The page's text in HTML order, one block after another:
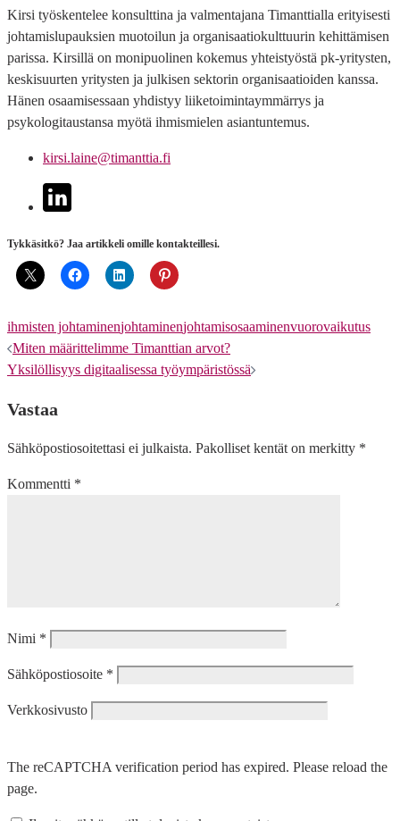
Kirsi työskentelee konsulttina ja valmentajana Timanttialla erityisesti
johtamislupauksien muotoilun ja organisaatiokulttuurin kehittämisen
parissa. Kirsillä on monipuolinen kokemus yhteistyöstä pk-yritysten,
keskisuurten yritysten ja julkisen sektorin organisaatioiden kanssa.
Hänen osaamisessaan yhdistyy liiketoimintaymmärrys ja
psykologitaustansa myötä ihmismielen asiantuntemus.
kirsi.laine@timanttia.fi
linkedin
Tykkäsitkö? Jaa artikkeli omille kontakteillesi.
ihmisten johtaminenjohtaminenjohtamisosaaminenvuorovaikutus
Artikkelien
selaus
Miten määrittelimme Timanttian arvot?
Yksilöllisyys digitaalisessa työympäristössä
Vastaa
Sähköpostiosoitettasi ei julkaista. Pakolliset kentät on merkitty *
Kommentti *
Nimi *
Sähköpostiosoite *
Verkkosivusto
The reCAPTCHA verification period has expired. Please reload the
page.